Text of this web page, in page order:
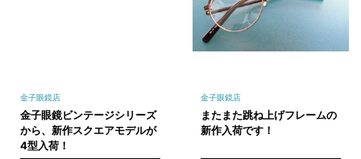
金子眼鏡店
金子眼鏡ビンテージシリーズ
から、新作スクエアモデルが
4型入荷！
金子眼鏡店
またまた跳ね上げフレームの
新作入荷です！